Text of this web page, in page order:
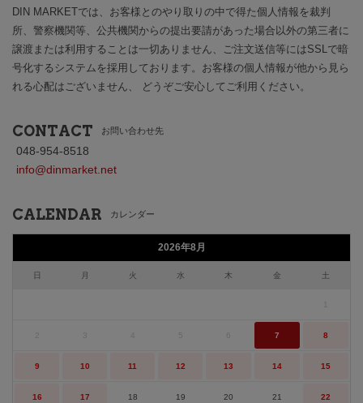
DIN MARKETでは、お客様とのやり取りの中で得た個人情報を裁判
所、警察機関等、公共機関からの提出要請があった場合以外の第三者に
譲渡または利用することは一切ありません、ご注文送信等にはSSLで暗
号化するシステムを採用しております。お客様の個人情報が他から見ら
れる心配はございません、 どうぞご安心してご利用ください。
CONTACT お問い合わせ先
048-954-8518
info@dinmarket.net
CALENDAR カレンダー
2026年8月
日 月 火 水 木 金 土
5 7 8
9 10 11 12 13 14 15
16 17 18 19 20 21 22